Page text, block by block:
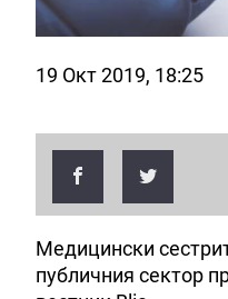
19 Окт 2019, 18:25
Медицински
публичния сектор